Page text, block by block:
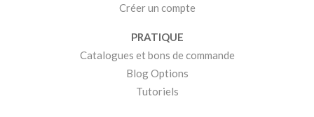
Créer un compte
PRATIQUE
Catalogues et bons de commande
Blog Options
Tutoriels